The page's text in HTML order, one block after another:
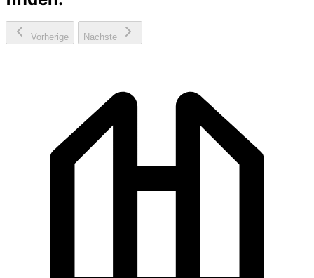
Vorherige Nächste